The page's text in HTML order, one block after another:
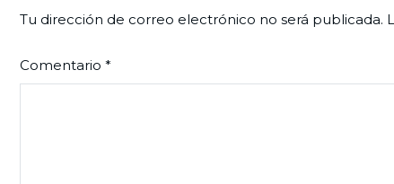
Tu dirección de correo electrónico no será publicada.
Comentario *